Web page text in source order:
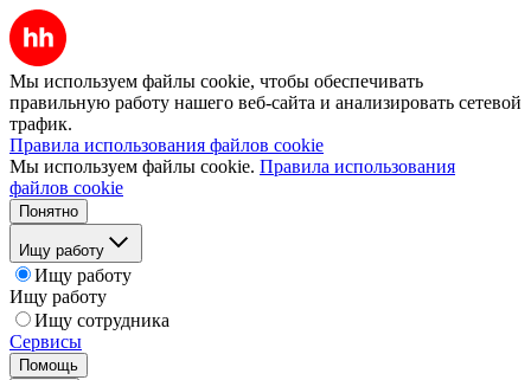
Мы используем файлы cookie, чтобы обеспечивать
правильную работу нашего веб-сайта и анализировать сетевой
трафик.
Правила использования файлов cookie
Мы используем файлы cookie. Правила использования
файлов cookie
Понятно
Ищу работу
Ищу работу
Ищу работу
Ищу сотрудника
Сервисы
Помощь